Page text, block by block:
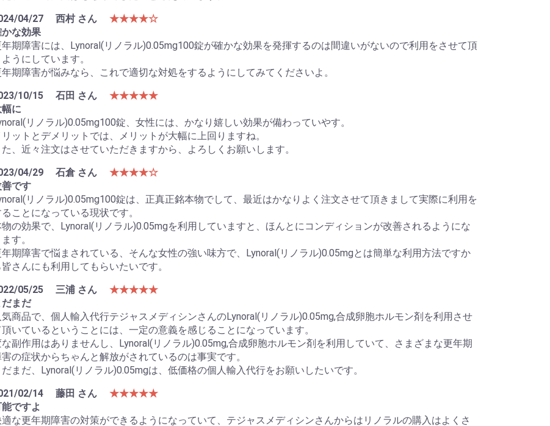
04/27
西村 さん
★★★★☆
な効果
期障害には、Lynoral(リノラル)0.05mg100錠が確かな効果を発揮するのは間違いがないので利用をさせて頂
ようにしています。
期障害が悩みなら、これで適切な対処をするようにしてみてくださいよ。
10/15
石田 さん
★★★★★
幅に
リノラル)0.05mg100錠、女性には、かなり嬉しい効果が備わっていやす。
リットとデメリットでは、メリットが大幅に上回りますね。
た、近々注文はさせていただきますから、よろしくお願いします。
04/29
石倉 さん
★★★★☆
です
リノラル)0.05mg100錠は、正真正銘本物でして、最近はかなりよく注文させて頂きまして実際に利用を
ことになっている現状です。
の効果で、Lynoral(リノラル)0.05mgを利用していますと、ほんとにコンディションが改善されるようにな
す。
期障害で悩まされている、そんな女性の強い味方で、Lynoral(リノラル)0.05mgとは簡単な利用方法ですか
皆さんにも利用してもらいたいです。
05/25
三浦 さん
★★★★★
だまだ
気商品で、個人輸入代行テジャスメディシンさんのLynoral(リノラル)0.05mg,合成卵胞ホルモン剤を利用させ
頂いているということには、一定の意義を感じることになっています。
副作用はありませんし、Lynoral(リノラル)0.05mg,合成卵胞ホルモン剤を利用していて、さまざまな更年期
害の症状からちゃんと解放がされているのは事実です。
だまだ、Lynoral(リノラル)0.05mgは、低価格の個人輸入代行をお願いしたいです。
02/14
藤田 さん
★★★★★
ですよ
な更年期障害の対策ができるようになっていて、テジャスメディシンさんからはリノラルの購入はよくさ